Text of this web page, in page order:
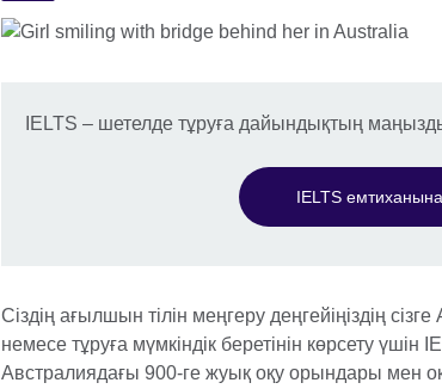
IELTS – шетелде тұруға дайындықтың
IELTS
Сіздің ағылшын тілін меңгеру деңгейіңіздің
немесе тұруға мүмкіндік беретінін көрсету үшін
Австралиядағы 900-ге жуық оқу орындары мен